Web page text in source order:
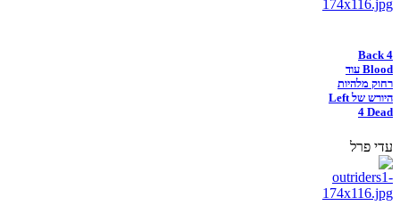
Back 4
Blood עוד
רחוק מלהיות
היורש של Left
4 Dead
עדי פרל